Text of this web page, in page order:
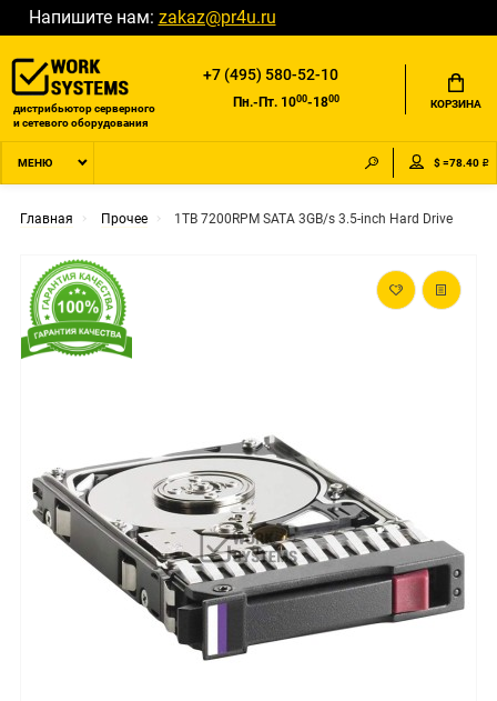
Напишите нам: zakaz@pr4u.ru
дистрибьютор серверного
и сетевого оборудования
+7 (495) 580-52-10
Пн.-Пт. 1000-1800 КОРЗИНА
МЕНЮ $ =78.40 ₽
Главная Прочее 1TB 7200RPM SATA 3GB/s 3.5-inch Hard Drive